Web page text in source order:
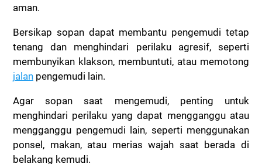
aman.
Bersikap sopan dapat membantu pengemudi tetap
tenang dan menghindari perilaku agresif, seperti
membunyikan klakson, membuntuti, atau memotong
jalan pengemudi lain.
Agar sopan saat mengemudi, penting untuk
menghindari perilaku yang dapat mengganggu atau
mengganggu pengemudi lain, seperti menggunakan
ponsel, makan, atau merias wajah saat berada di
belakang kemudi.